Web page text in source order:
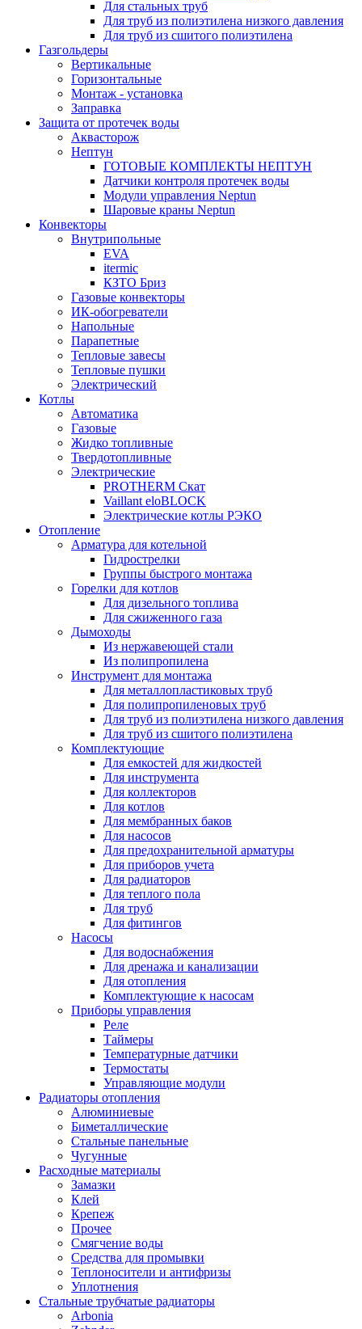
Для стальных труб
Для труб из полиэтилена низкого давления
Для труб из сшитого полиэтилена
Газгольдеры
Вертикальные
Горизонтальные
Монтаж - установка
Заправка
Защита от протечек воды
Аквасторож
Нептун
ГОТОВЫЕ КОМПЛЕКТЫ НЕПТУН
Датчики контроля протечек воды
Модули управления Neptun
Шаровые краны Neptun
Конвекторы
Внутрипольные
EVA
itermic
КЗТО Бриз
Газовые конвекторы
ИК-обогреватели
Напольные
Парапетные
Тепловые завесы
Тепловые пушки
Электрический
Котлы
Автоматика
Газовые
Жидко топливные
Твердотопливные
Электрические
PROTHERM Скат
Vaillant eloBLOCK
Электрические котлы РЭКО
Отопление
Арматура для котельной
Гидрострелки
Группы быстрого монтажа
Горелки для котлов
Для дизельного топлива
Для сжиженного газа
Дымоходы
Из нержавеющей стали
Из полипропилена
Инструмент для монтажа
Для металлопластиковых труб
Для полипропиленовых труб
Для труб из полиэтилена низкого давления
Для труб из сшитого полиэтилена
Комплектующие
Для емкостей для жидкостей
Для инструмента
Для коллекторов
Для котлов
Для мембранных баков
Для насосов
Для предохранительной арматуры
Для приборов учета
Для радиаторов
Для теплого пола
Для труб
Для фитингов
Насосы
Для водоснабжения
Для дренажа и канализации
Для отопления
Комплектующие к насосам
Приборы управления
Реле
Таймеры
Температурные датчики
Термостаты
Управляющие модули
Радиаторы отопления
Алюминиевые
Биметаллические
Стальные панельные
Чугунные
Расходные материалы
Замазки
Клей
Крепеж
Прочее
Смягчение воды
Средства для промывки
Теплоносители и антифризы
Уплотнения
Стальные трубчатые радиаторы
Arbonia